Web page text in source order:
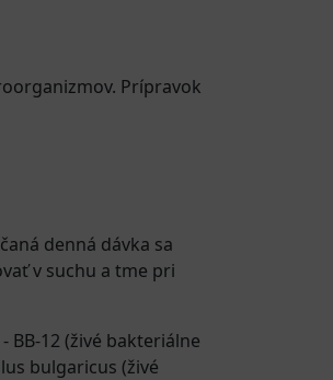
Prípravok
denná dávka sa
v suchu a tme pri
BB-12 (živé bakteriálne
bulgaricus (živé